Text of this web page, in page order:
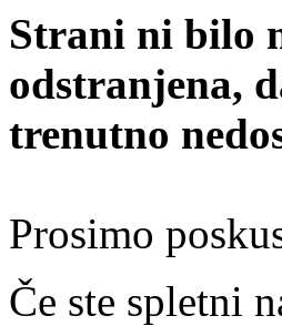
Strani ni bilo
odstranjena,
trenutno
Prosimo
Če ste spletni